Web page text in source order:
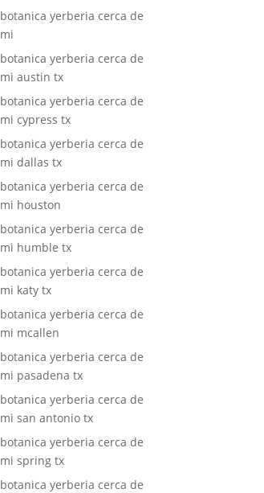
botanica yerberia cerca de
mi
botanica yerberia cerca de
mi austin tx
botanica yerberia cerca de
mi cypress tx
botanica yerberia cerca de
mi dallas tx
botanica yerberia cerca de
mi houston
botanica yerberia cerca de
mi humble tx
botanica yerberia cerca de
mi katy tx
botanica yerberia cerca de
mi mcallen
botanica yerberia cerca de
mi pasadena tx
botanica yerberia cerca de
mi san antonio tx
botanica yerberia cerca de
mi spring tx
botanica yerberia cerca de